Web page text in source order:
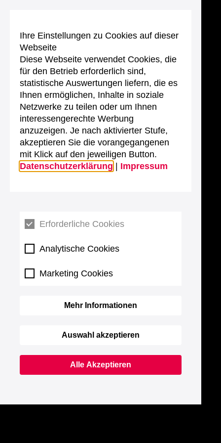
Ihre Einstellungen zu Cookies auf dieser
Webseite
Diese Webseite verwendet Cookies, die
für den Betrieb erforderlich sind,
statistische Auswertungen liefern, die es
Ihnen ermöglichen, Inhalte in soziale
Netzwerke zu teilen oder um Ihnen
interessengerechte Werbung
anzuzeigen. Je nach aktivierter Stufe,
akzeptieren Sie die vorangegangenen
mit Klick auf den jeweiligen Button.
Datenschutzerklärung
Impressum
Erforderliche Cookies
Analytische Cookies
Marketing Cookies
Mehr Informationen
Auswahl akzeptieren
Alle Akzeptieren